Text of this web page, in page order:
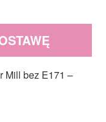
Mill bez E171 –